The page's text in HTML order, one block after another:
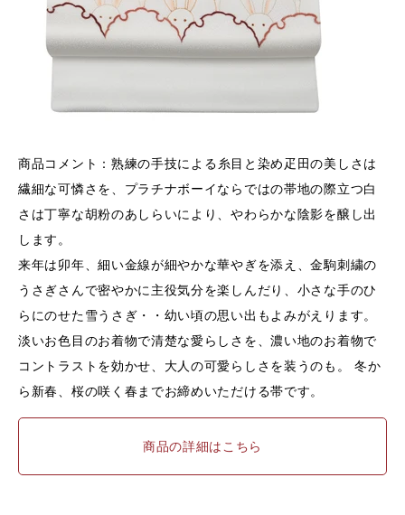
商品コメント： 熟練の手技による糸目と染め疋田の美しさは
繊細な可憐さを、プラチナボーイならではの帯地の際立つ白
さは丁寧な胡粉のあしらいにより、やわらかな陰影を醸し出
します。
来年は卯年、細い金線が細やかな華やぎを添え、金駒刺繍の
うさぎさんで密やかに主役気分を楽しんだり、小さな手のひ
らにのせた雪うさぎ・・幼い頃の思い出もよみがえります。
淡いお色目のお着物で清楚な愛らしさを、濃い地のお着物で
コントラストを効かせ、大人の可愛らしさを装うのも。 冬か
ら新春、桜の咲く春までお締めいただける帯です。
商品の詳細はこちら